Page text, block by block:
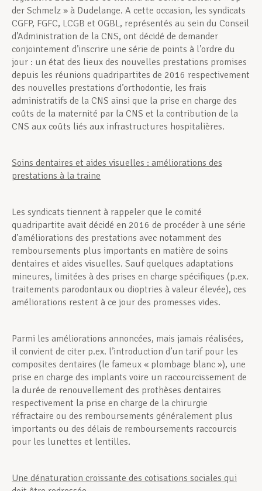
der Schmelz » à Dudelange. A cette occasion, les syndicats
CGFP, FGFC, LCGB et OGBL, représentés au sein du Conseil
d’Administration de la CNS, ont décidé de demander
conjointement d’inscrire une série de points à l’ordre du
jour : un état des lieux des nouvelles prestations promises
depuis les réunions quadripartites de 2016 respectivement
des nouvelles prestations d’orthodontie, les frais
administratifs de la CNS ainsi que la prise en charge des
coûts de la maternité par la CNS et la contribution de la
CNS aux coûts liés aux infrastructures hospitalières.
Soins dentaires et aides visuelles : améliorations des
prestations à la traine
Les syndicats tiennent à rappeler que le comité
quadripartite avait décidé en 2016 de procéder à une série
d’améliorations des prestations avec notamment des
remboursements plus importants en matière de soins
dentaires et aides visuelles. Sauf quelques adaptations
mineures, limitées à des prises en charge spécifiques (p.ex.
traitements parodontaux ou dioptries à valeur élevée), ces
améliorations restent à ce jour des promesses vides.
Parmi les améliorations annoncées, mais jamais réalisées,
il convient de citer p.ex. l’introduction d’un tarif pour les
composites dentaires (le fameux « plombage blanc »), une
prise en charge des implants voire un raccourcissement de
la durée de renouvellement des prothèses dentaires
respectivement la prise en charge de la chirurgie
réfractaire ou des remboursements généralement plus
importants ou des délais de remboursements raccourcis
pour les lunettes et lentilles.
Une dénaturation croissante des cotisations sociales qui